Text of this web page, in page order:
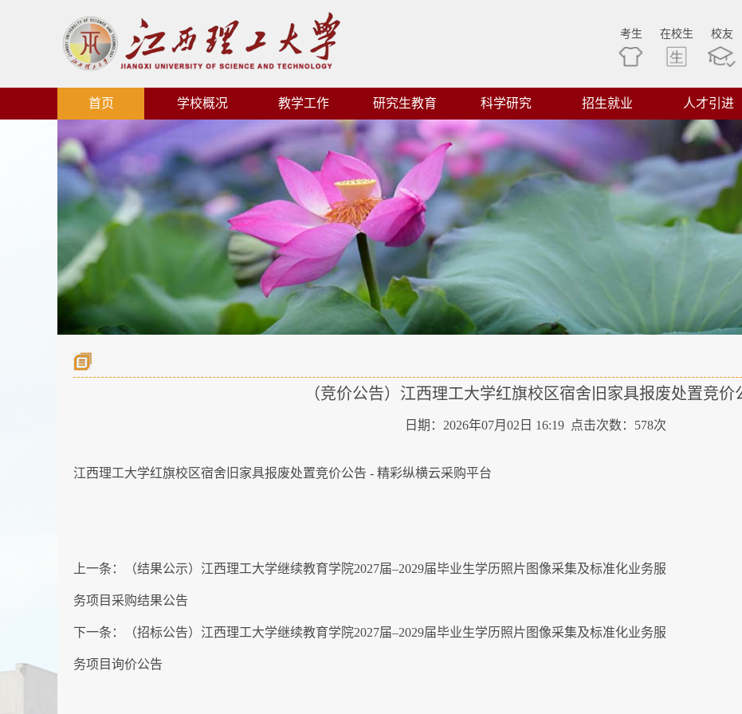
考生 在校生 校友
首页 学校概况 教学工作 研究生教育 科学研究 招生就业 人才引进
（竞价公告）江西理工大学红旗校区宿舍旧家具报废处置竞价
日期：2026年07月02日 16:19 点击次数： 578次
江西理工大学红旗校区宿舍旧家具报废处置竞价公告 - 精彩纵横云采购平台
上一条： （结果公示）江西理工大学继续教育学院2027届–2029届毕业生学历照片图像采集及标准化业务服
务项目采购结果公告
下一条： （招标公告）江西理工大学继续教育学院2027届–2029届毕业生学历照片图像采集及标准化业务服
务项目询价公告